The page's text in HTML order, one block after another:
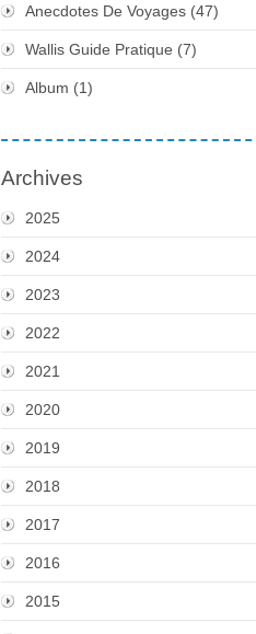
Anecdotes De Voyages (47)
Wallis Guide Pratique (7)
Album (1)
Archives
2025
2024
2023
2022
2021
2020
2019
2018
2017
2016
2015